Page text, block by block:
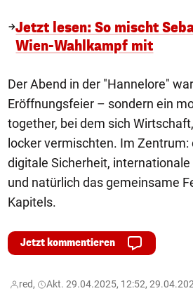
Jetzt lesen: So mischt
Wien-Wahlkampf mit
Der Abend in der "Hannelore"
Eröffnungsfeier – sondern ein
together, bei dem sich
locker vermischten. Im Zentrum:
digitale Sicherheit,
und natürlich das gemeinsame
Kapitels.
Jetzt kommentieren
red, Akt. 29.04.2025, 12:52,